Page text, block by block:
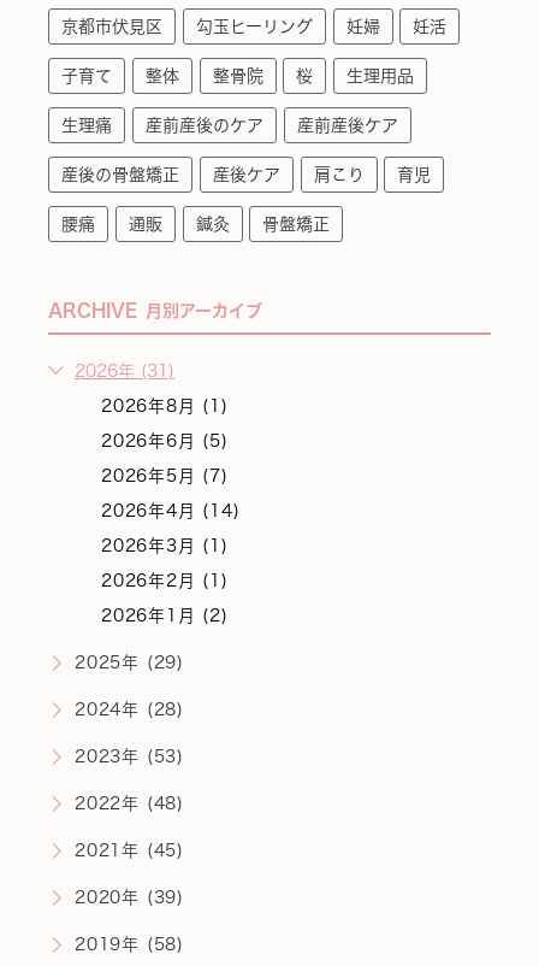
京都市伏見区 勾玉ヒーリング 妊婦 妊活
子育て 整体 整骨院 桜 生理用品
生理痛 産前産後のケア 産前産後ケア
産後の骨盤矯正 産後ケア 肩こり 育児
腰痛 通販 鍼灸 骨盤矯正
ARCHIVE 月別アーカイブ
2026年 (31)
2026年8月 (1)
2026年6月 (5)
2026年5月 (7)
2026年4月 (14)
2026年3月 (1)
2026年2月 (1)
2026年1月 (2)
2025年 (29)
2024年 (28)
2023年 (53)
2022年 (48)
2021年 (45)
2020年 (39)
2019年 (58)